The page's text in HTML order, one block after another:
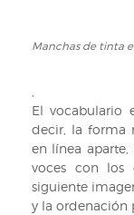
Manchas
en
h.
95v-
96r
Manchas de tinta
El vocabulario
decir, la forma
en línea
voces con los
siguiente
y la ordenación